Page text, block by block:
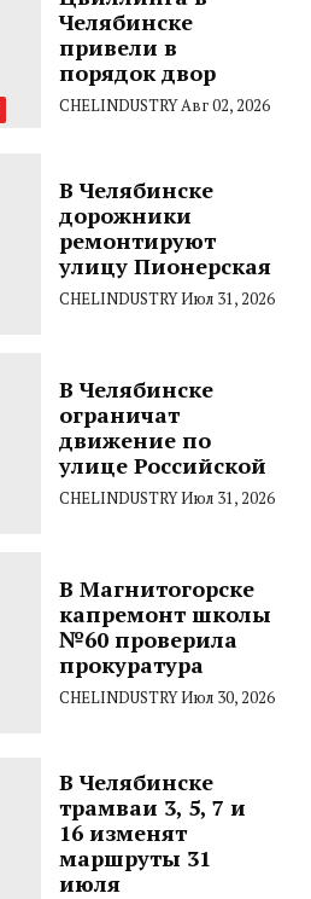
Челябинске
привели в
порядок двор
CHELINDUSTRYАвг 02, 2026
В Челябинске
дорожники
ремонтируют
улицу Пионерская
CHELINDUSTRYИюл 31, 2026
В Челябинске
ограничат
движение по
улице Российской
CHELINDUSTRYИюл 31, 2026
В Магнитогорске
капремонт школы
№60 проверила
прокуратура
CHELINDUSTRYИюл 30, 2026
В Челябинске
трамваи 3, 5, 7 и
16 изменят
маршруты 31
июля